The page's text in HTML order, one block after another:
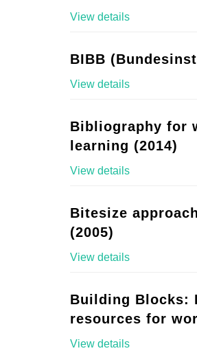
View details
BIBB
View details
Bibliography for
learning (2014)
View details
Bitesize
(2005)
View details
Building Blocks:
resources for
View details